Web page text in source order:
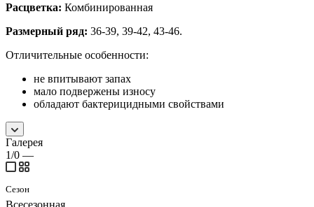
Расцветка: Комбинированная
Размерный ряд: 36-39, 39-42, 43-46.
Отличительные особенности:
не впитывают запах
мало подвержены износу
обладают бактерицидными свойствами
Галерея
1/0 —
Сезон